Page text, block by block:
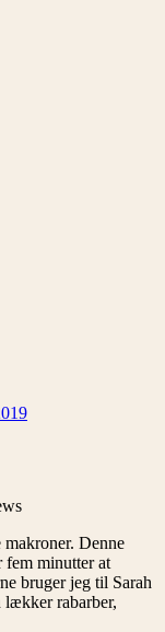
Denne
fem minutter at
bruger jeg til Sarah
lækker rabarber,